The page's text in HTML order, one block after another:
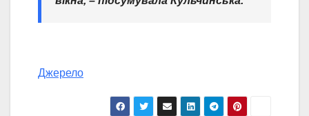
Джерело